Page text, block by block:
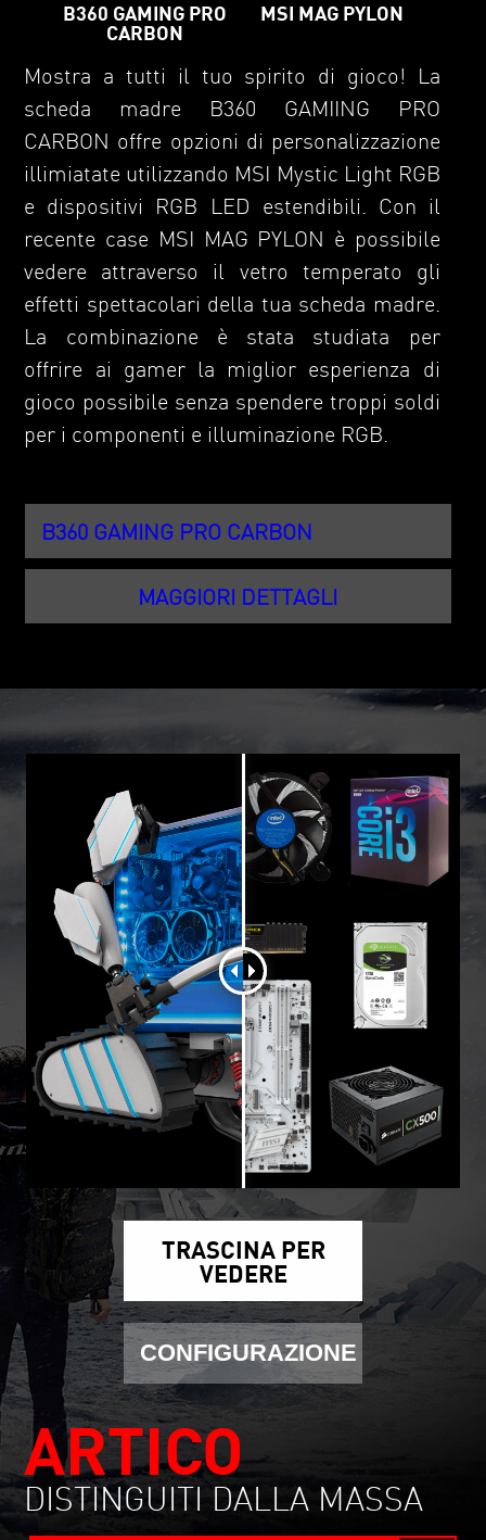
B360 GAMING PRO
CARBON
MSI MAG PYLON
Mostra a tutti il tuo spirito di gioco! La
scheda madre B360 GAMIING PRO
CARBON offre opzioni di personalizzazione
illimiatate utilizzando MSI Mystic Light RGB
e dispositivi RGB LED estendibili. Con il
recente case MSI MAG PYLON è possibile
vedere attraverso il vetro temperato gli
effetti spettacolari della tua scheda madre.
La combinazione è stata studiata per
offrire ai gamer la miglior esperienza di
gioco possibile senza spendere troppi soldi
per i componenti e illuminazione RGB.
B360 GAMING PRO CARBON
MAGGIORI DETTAGLI
TRASCINA PER
VEDERE
CONFIGURAZIONE
ARTICO
DISTINGUITI DALLA MASSA